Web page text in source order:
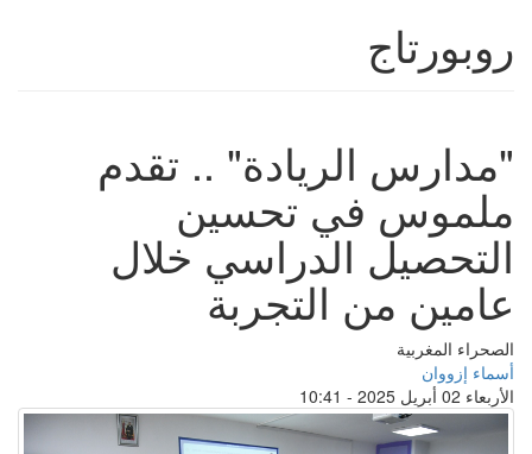
روبورتاج
"مدارس الريادة" .. تقدم
ملموس في تحسين
التحصيل الدراسي خلال
عامين من التجربة
الصحراء المغربية
أسماء إزووان
الأربعاء 02 أبريل 2025 - 10:41